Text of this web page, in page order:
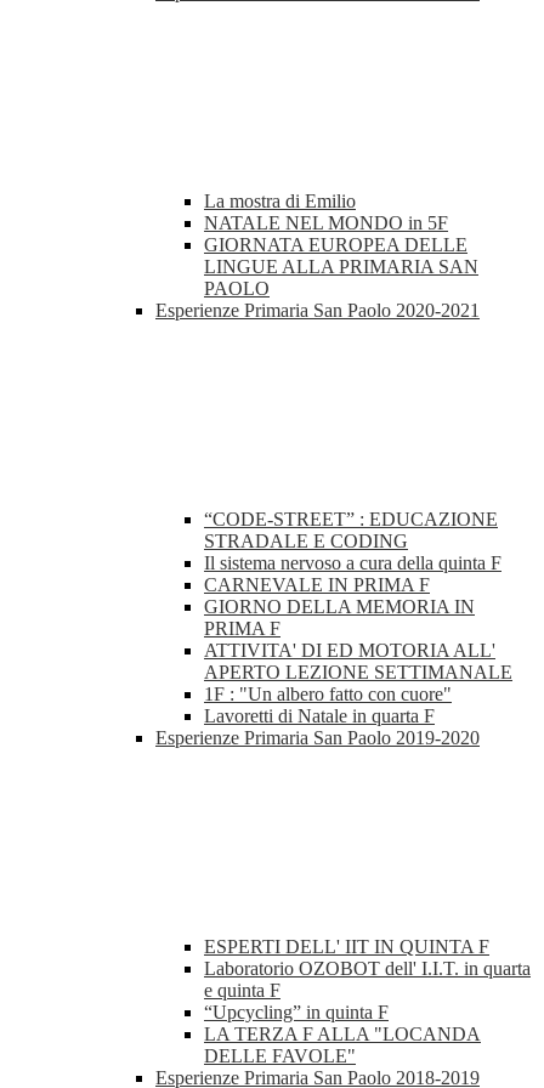
La mostra di Emilio
NATALE NEL MONDO in 5F
GIORNATA EUROPEA DELLE
LINGUE ALLA PRIMARIA SAN
PAOLO
Esperienze Primaria San Paolo 2020-2021
“CODE-STREET” : EDUCAZIONE
STRADALE E CODING
Il sistema nervoso a cura della quinta F
CARNEVALE IN PRIMA F
GIORNO DELLA MEMORIA IN
PRIMA F
ATTIVITA' DI ED MOTORIA ALL'
APERTO LEZIONE SETTIMANALE
1F : "Un albero fatto con cuore"
Lavoretti di Natale in quarta F
Esperienze Primaria San Paolo 2019-2020
ESPERTI DELL' IIT IN QUINTA F
Laboratorio OZOBOT dell' I.I.T. in quarta
e quinta F
“Upcycling” in quinta F
LA TERZA F ALLA "LOCANDA
DELLE FAVOLE"
Esperienze Primaria San Paolo 2018-2019